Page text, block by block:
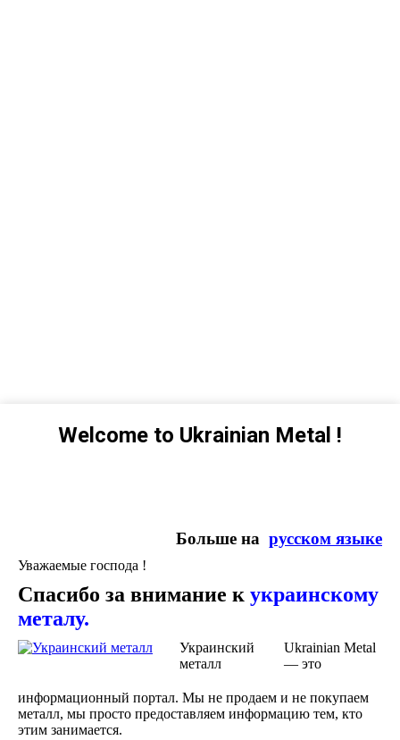
Welcome to Ukrainian Metal !
Больше на русском языке
Уважаемые господа !
Спасибо за внимание к украинскому
металу.
Украинский
металл
Ukrainian Metal
— это
информационный портал. Мы не продаем и не покупаем
металл, мы просто предоставляем информацию тем, кто
этим занимается.